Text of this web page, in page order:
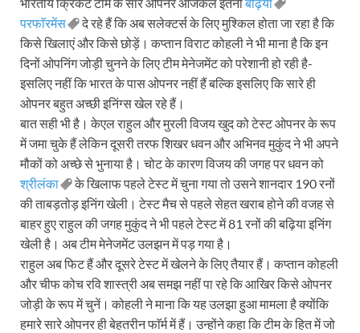
भारतीय क्रिकेट टीम के सारे ओपनर आजकल इतनीबढ़िया
परफाॅरमेंस
दे रहे हैं कि अब सलेक्टर्स के लिए मुश्किल होता जा रहा है कि
किसे खिलाएं और किसे छोड़ें। कप्तान विराट कोहली ने भी माना है कि इन
दिनों ओपनिंग जोड़ी चुनने के लिए टीम मेनेजमेंट को परेशानी हो रही है-
इसलिए नहीं कि भारत के पास ओपनर नहीं हैं बल्कि इसलिए कि सारे ही
ओपनर बहुत अच्छी इनिंग्स खेल रहे हैं।
बात सही भी है। केएल राहुल और मुरली विजय खुद को टेस्ट ओपनर के रूप
में जमा चुके हैं लेकिन दूसरी तरफ शिखर धवन और अभिनव मुकुंद ने भी अपने
मौकों को अच्छे से भुनाया है। चोट के कारण विजय की जगह पर धवन को
श्रीलंका
के खिलाफ पहले टेस्ट में चुना गया तो उसने शानदार 190 रनों
की ताबड़तोड़ इनिंग खेली। टेस्ट मैच से पहले सेहत खराब होने की वजह से
बाहर हुए राहुल की जगह मुकुंद ने भी पहले टेस्ट में 81 रनों की बढ़िया इनिंग
खेली है। अब टीम मेनेजमेंट उलझन में पड़ गया है।
राहुल अब फिट हैं और दूसरे टेस्ट में खेलने के लिए तैयार हैं। कप्तान कोहली
और चीफ कोच रवि शास्त्री अब समझ नहीं पा रहे कि आखिर किसे ओपनर
जोड़ी के रूप में चुनें। कोहली ने माना कि यह उलझा हुआ मामला है क्योंकि
हमारे सारे ओपनर ही बेहतरीन फाॅर्म में हैं। उन्होंने कहा कि टीम के हित में जो